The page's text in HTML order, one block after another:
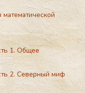
1. Общее
2. Северный миф